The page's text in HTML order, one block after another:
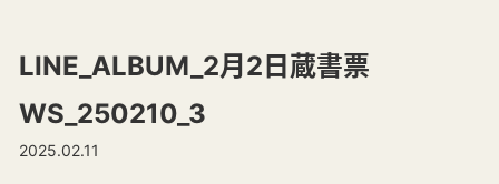
LINE_ALBUM_2月2日蔵書票
WS_250210_3
2025.02.11